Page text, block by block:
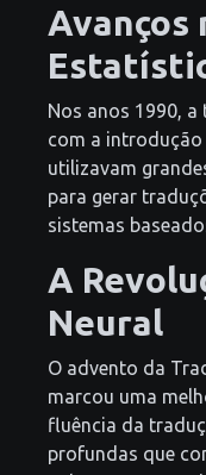
Avanços
Nos anos 1990,
com a
utilizavam
para gerar
sistemas
A
Neural
O advento da
marcou uma
fluência da
profundas que